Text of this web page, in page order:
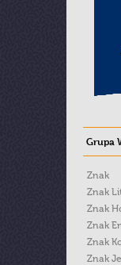
Grupa
Znak
Znak
Znak
Znak
Znak
Znak